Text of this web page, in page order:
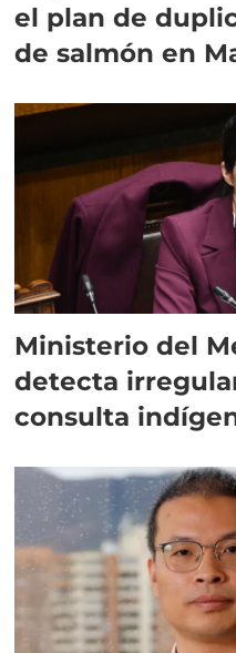
el plan de
de salmón en
Ministerio del
detecta
consulta